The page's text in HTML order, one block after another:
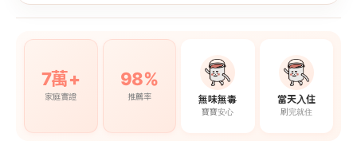
7萬+
家庭實證
98%
推薦率 無味無毒
寶寶安心
當天入住
刷完就住